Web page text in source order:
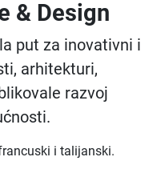
& Design
put za inovativni i
arhitekturi,
razvoj
i talijanski.